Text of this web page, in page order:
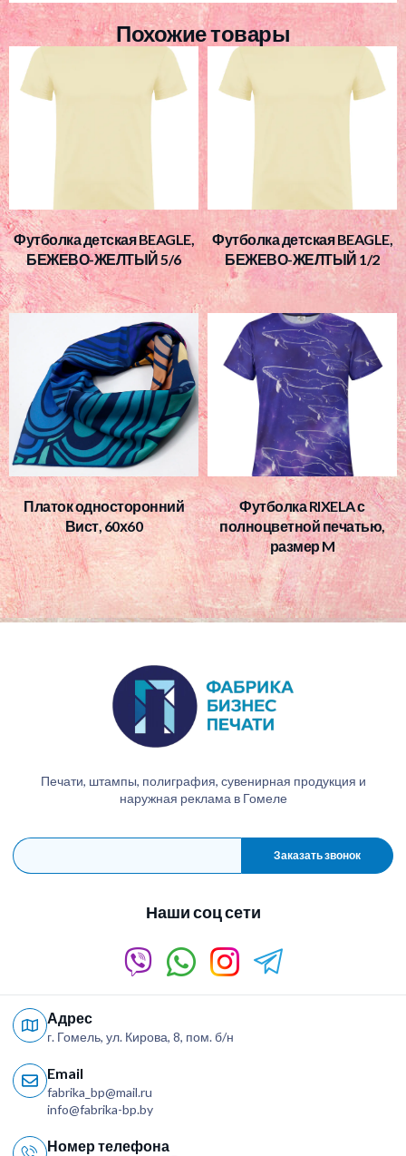
Похожие товары
Футболка детская BEAGLE,
БЕЖЕВО-ЖЕЛТЫЙ 5/6
Футболка детская BEAGLE,
БЕЖЕВО-ЖЕЛТЫЙ 1/2
Платок односторонний
Вист, 60х60
Футболка RIXELA с
полноцветной печатью,
размер M
Печати, штампы, полиграфия, сувенирная продукция и
наружная реклама в Гомеле
Заказать звонок
Наши соц сети
Адрес
г. Гомель, ул. Кирова, 8, пом. б/н
Email
fabrika_bp@mail.ru
info@fabrika-bp.by
Номер телефона